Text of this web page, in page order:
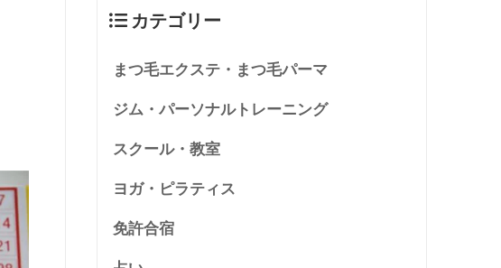
カテゴリー
まつ毛エクステ・まつ毛パーマ
ジム・パーソナルトレーニング
スクール・教室
ヨガ・ピラティス
免許合宿